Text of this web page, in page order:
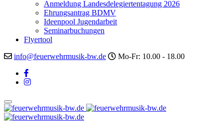
Anmeldung Landesdelegiertentagung 2026
Ehrungsantrag BDMV
Ideenpool Jugendarbeit
Seminarbuchungen
Flyertool
info@feuerwehrmusik-bw.de
Mo-Fr: 10.00 - 18.00